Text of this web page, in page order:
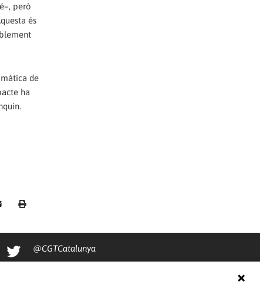
però
és
de
ha
@CGTCatalunya